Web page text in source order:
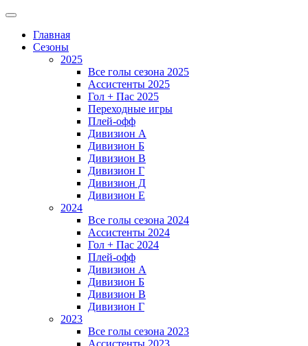
Главная
Сезоны
2025
Все голы сезона 2025
Ассистенты 2025
Гол + Пас 2025
Переходные игры
Плей-офф
Дивизион A
Дивизион Б
Дивизион В
Дивизион Г
Дивизион Д
Дивизион Е
2024
Все голы сезона 2024
Ассистенты 2024
Гол + Пас 2024
Плей-офф
Дивизион A
Дивизион Б
Дивизион В
Дивизион Г
2023
Все голы сезона 2023
Ассистенты 2023